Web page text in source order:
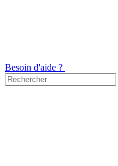
Besoin d'aide ?